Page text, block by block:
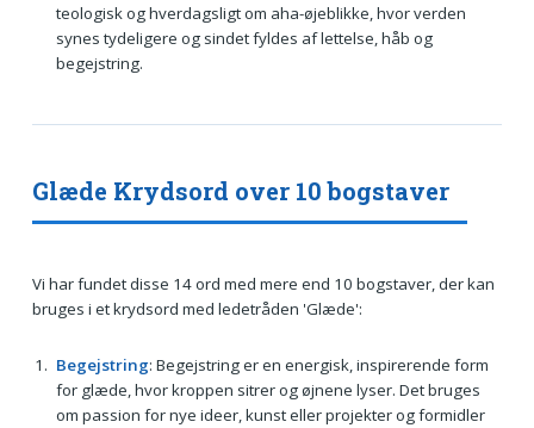
teologisk og hverdagsligt om aha-øjeblikke, hvor verden
synes tydeligere og sindet fyldes af lettelse, håb og
begejstring.
Glæde Krydsord over 10 bogstaver
Vi har fundet disse 14 ord med mere end 10 bogstaver, der kan
bruges i et krydsord med ledetråden 'Glæde':
Begejstring: Begejstring er en energisk, inspirerende form
for glæde, hvor kroppen sitrer og øjnene lyser. Det bruges
om passion for nye ideer, kunst eller projekter og formidler